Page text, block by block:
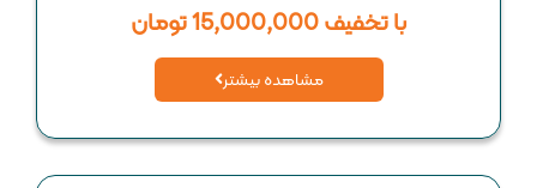
با تخفیف 15,000,000 تومان
مشاهده بیشتر